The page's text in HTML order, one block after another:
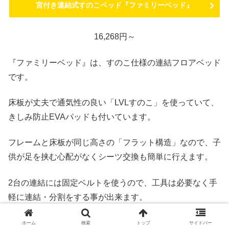
宮付き連結式すのこベッド『ファミリーベッド』
16,268円～
『ファミリーベッド』は、すのこ仕様の連結フロアベッド
です。
床板が丈夫で通気性の良い「LVLすのこ」を使っていて、
きしみ防止EVAパッドも付いています。
フレームと床板が同じ高さの「フラット構造」なので、子
供が足を挟む心配がなくシーツ交換も簡単に行えます。
2台の連結には固定ベルトを使うので、工具は必要なく手
軽に連結・分割をする事が出来ます。
ホーム 検索 トップ サイドバー